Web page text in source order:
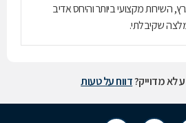
השירות מקצועי ביותר והיחס אדיב
שקיבלתי.
לא מדוייק?דווח על טעות